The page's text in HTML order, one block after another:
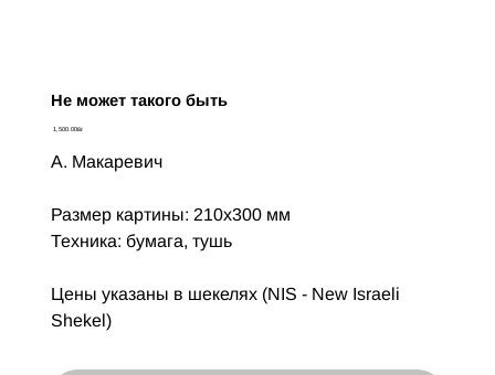
Не может такого быть
Цена‏1,500.00 ‏₪
А. Макаревич
Размер картины: 210х300 мм
Техника: бумага, тушь
Цены указаны в шекелях (NIS - New Israeli
Shekel)